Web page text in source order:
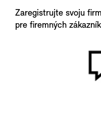
Zaregistrujte svoju
pre firemných